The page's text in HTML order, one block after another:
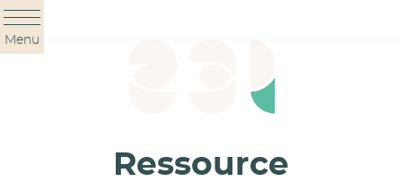
Panneau de gestion des cookies
Menu
Ressource